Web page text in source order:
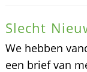
Slecht
We hebben
een brief van